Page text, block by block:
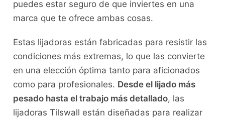
puedes estar seguro de que inviertes en una
marca que te ofrece ambas cosas.
Estas lijadoras están fabricadas para resistir las
condiciones más extremas, lo que las convierte
en una elección óptima tanto para aficionados
como para profesionales. Desde el lijado más
pesado hasta el trabajo más detallado, las
lijadoras Tilswall están diseñadas para realizar